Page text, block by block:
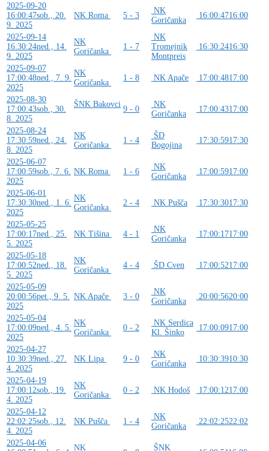
2025-09-20
16:00:47sob., 20.
9. 2025
NK Roma 5 - 3
NK
Goričanka
16:00:4716:00
2025-09-14
16:30:24ned., 14.
9. 2025
NK
Goričanka
1 - 7
NK
Tromejnik
Montpreis
16:30:2416:30
2025-09-07
17:00:48ned., 7. 9.
2025
NK
Goričanka
1 - 8 NK Apače 17:00:4817:00
2025-08-30
17:00:43sob., 30.
8. 2025
ŠNK Bakovci
9 - 0
NK
Goričanka
17:00:4317:00
2025-08-24
17:30:59ned., 24.
8. 2025
NK
Goričanka
1 - 4
ŠD
Bogojina
17:30:5917:30
2025-06-07
17:00:59sob., 7. 6.
2025
NK Roma 1 - 6
NK
Goričanka
17:00:5917:00
2025-06-01
17:30:30ned., 1. 6.
2025
NK
Goričanka
2 - 4 NK Pušča 17:30:3017:30
2025-05-25
17:00:17ned., 25.
5. 2025
NK Tišina 4 - 1
NK
Goričanka
17:00:1717:00
2025-05-18
17:00:52ned., 18.
5. 2025
NK
Goričanka
4 - 4 ŠD Cven 17:00:5217:00
2025-05-09
20:00:56pet., 9. 5.
2025
NK Apače 3 - 0
NK
Goričanka
20:00:5620:00
2025-05-04
17:00:09ned., 4. 5.
2025
NK
Goričanka
0 - 2
NK Serdica
Kl. Šinko
17:00:0917:00
2025-04-27
10:30:39ned., 27.
4. 2025
NK Lipa 9 - 0
NK
Goričanka
10:30:3910:30
2025-04-19
17:00:12sob., 19.
4. 2025
NK
Goričanka
0 - 2 NK Hodoš 17:00:1217:00
2025-04-12
22:02:25sob., 12.
4. 2025
NK Pušča 1 - 4
NK
Goričanka
22:02:2522:02
2025-04-06
NK ŠNK